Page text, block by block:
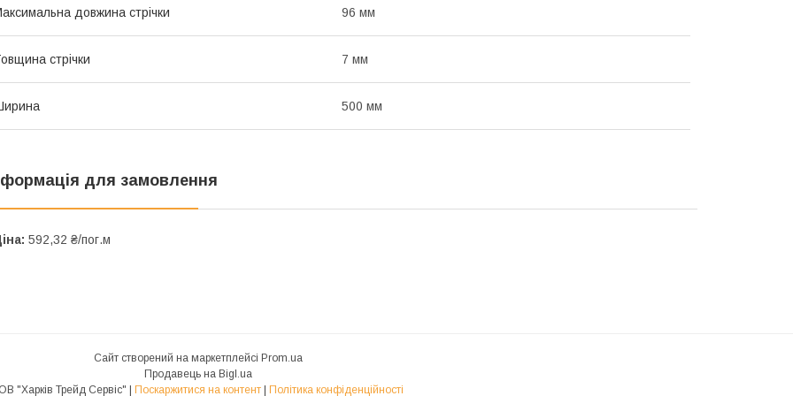
довжина стрічки 96 мм
стрічки 7 мм
500 мм
для замовлення
592,32 ₴/пог.м
Сайт створений на маркетплейсі Prom.ua
Продавець на Bigl.ua
ТОВ "Харків Трейд Сервіс" | Поскаржитися на контент | Політика конфіденційності